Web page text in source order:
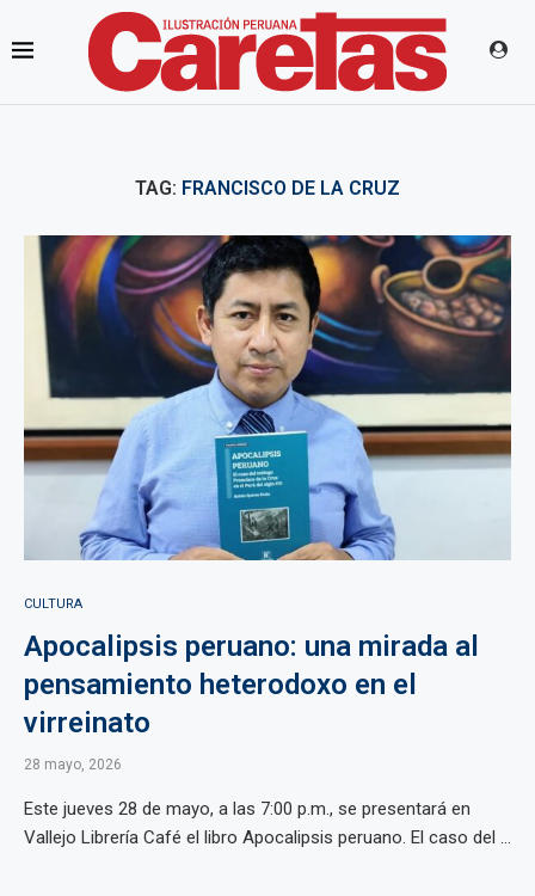
TAG: FRANCISCO DE LA CRUZ
CULTURA
Apocalipsis peruano: una mirada al
pensamiento heterodoxo en el
virreinato
28 mayo, 2026
Este jueves 28 de mayo, a las 7:00 p.m., se presentará en
Vallejo Librería Café el libro Apocalipsis peruano. El caso del ...